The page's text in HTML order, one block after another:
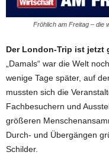
Fröhlich am Freitag – die
Der London-Trip ist jetzt
„Damals“ war die Welt
wenige Tage später, auf
mussten sich die
Fachbesuchern und
größeren
Durch- und Übergängen
Schilder.